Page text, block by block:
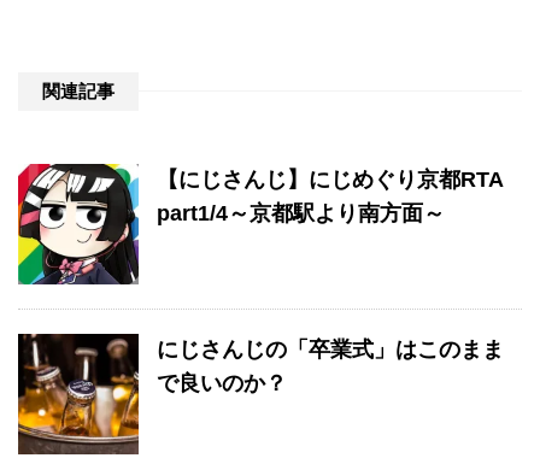
関連記事
【にじさんじ】にじめぐり京都RTA
part1/4～京都駅より南方面～
にじさんじの「卒業式」はこのまま
で良いのか？